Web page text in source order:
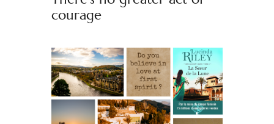
courage